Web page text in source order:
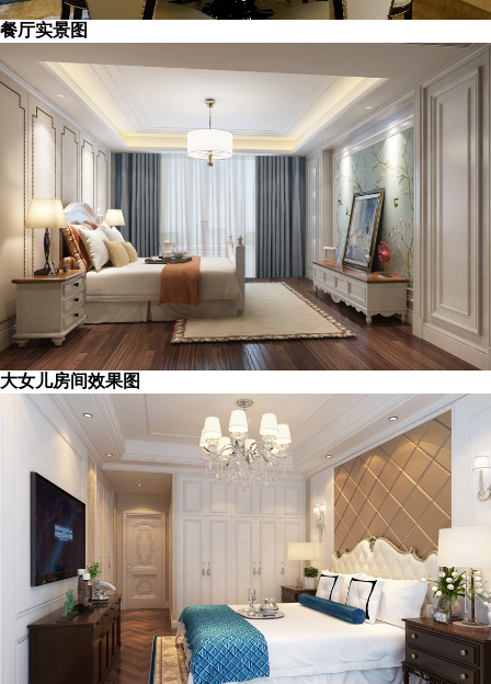
餐厅实景图
大女儿房间效果图